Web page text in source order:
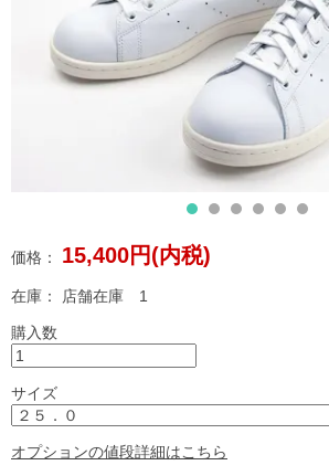
価格： 15,400円(内税)
在庫： 店舗在庫 1
購入数
サイズ
オプションの値段詳細はこちら